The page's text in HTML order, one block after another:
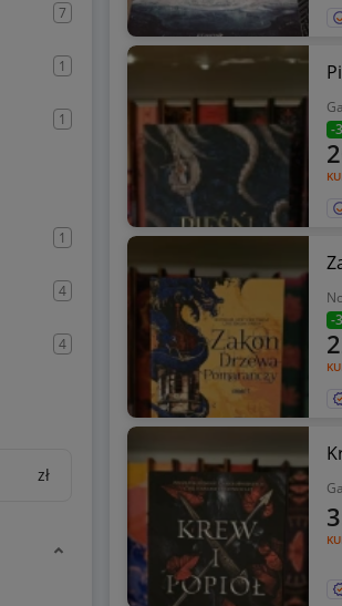
7
1
1
1
4
4
zł
-
-